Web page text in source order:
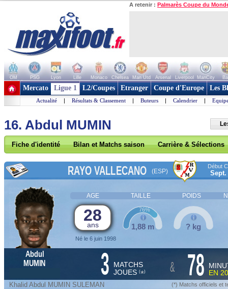
A retenir : Palmarès Coupe du
OM PSG Lyon Lille Monaco Chelsea Man Utd Arsenal Liverpool ManCity
+ de clubs
Mercato Ligue 1 L2/Coupes Etranger Coupe d'Europe Les
Actualité | Résultats & Classement | Buteurs | Calendrier |
16. Abdul MUMIN
Fiche d'identité Bilan et Matchs saison Carrière & Sélections
RAYO VALLECANO (ESP)
Début
Sept.
AGE TAILLE POIDS
28
ans
Né le 6 juin 1998
1,88 m
76%
? kg
Abdul
MUMIN
3 MATCHS
JOUES (*) & 78
EN
Khalid Abdul MUMIN SULEMAN (*) Matchs officiels et